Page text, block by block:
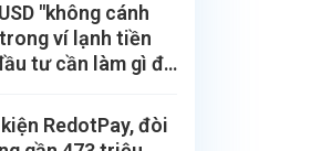
"không cánh
ví lạnh tiền
tư cần làm gì để
RedotPay, đòi